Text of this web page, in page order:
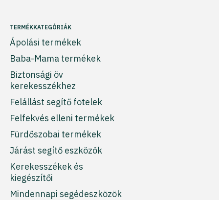
TERMÉKKATEGÓRIÁK
Ápolási termékek
Baba-Mama termékek
Biztonsági öv
kerekesszékhez
Felállást segítő fotelek
Felfekvés elleni termékek
Fürdőszobai termékek
Járást segítő eszközök
Kerekesszékek és
kiegészítői
Mindennapi segédeszközök